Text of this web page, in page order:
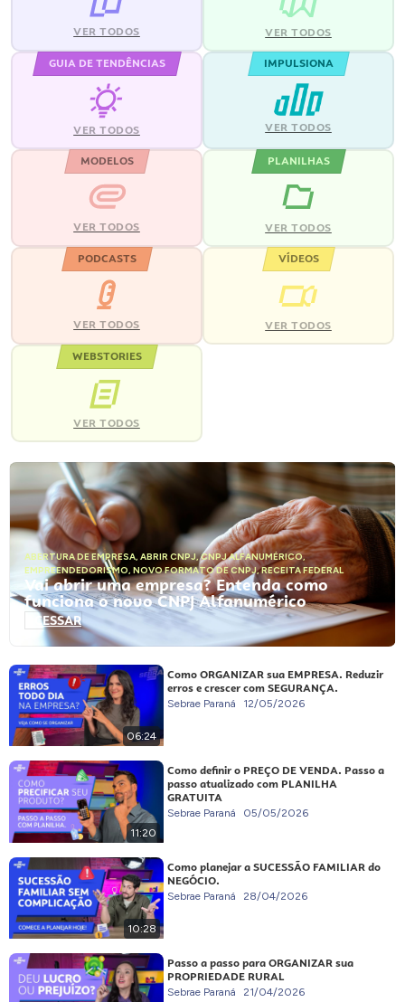
VER TODOS VER TODOS
GUIA DE TENDÊNCIAS
VER TODOS
IMPULSIONA
VER TODOS
MODELOS
VER TODOS
PLANILHAS
VER TODOS
PODCASTS
VER TODOS
VÍDEOS
VER TODOS
WEBSTORIES
VER TODOS
ABERTURA DE EMPRESA, ABRIR CNPJ,CNPJ ALFANUMÉRICO,
EMPREENDEDORISMO, NOVO FORMATO DE CNPJ,RECEITA FEDERAL
Vai abrir uma empresa? Entenda como
funciona o novo CNPJ Alfanumérico
ACESSAR
06:24
Como ORGANIZAR sua EMPRESA. Reduzir
erros e crescer com SEGURANÇA.
Sebrae Paraná 12/05/2026
11:20
Como definir o PREÇO DE VENDA. Passo a
passo atualizado com PLANILHA
GRATUITA
Sebrae Paraná 05/05/2026
10:28
Como planejar a SUCESSÃO FAMILIAR do
NEGÓCIO.
Sebrae Paraná 28/04/2026
Passo a passo para ORGANIZAR sua
PROPRIEDADE RURAL
Sebrae Paraná 21/04/2026